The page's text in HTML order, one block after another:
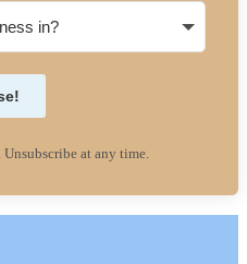
at any time.